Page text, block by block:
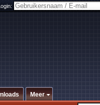
Meer